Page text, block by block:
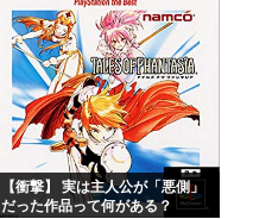
【衝撃】 実は主人公が「悪側」
だった作品って何がある？